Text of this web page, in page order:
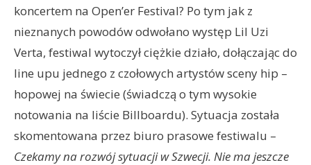
koncertem na Open’er Festival? Po tym jak z
nieznanych powodów odwołano występ Lil Uzi
Verta, festiwal wytoczył ciężkie działo, dołączając do
line upu jednego z czołowych artystów sceny hip –
hopowej na świecie (świadczą o tym wysokie
notowania na liście Billboardu). Sytuacja została
skomentowana przez biuro prasowe festiwalu –
Czekamy na rozwój sytuacji w Szwecji. Nie ma jeszcze